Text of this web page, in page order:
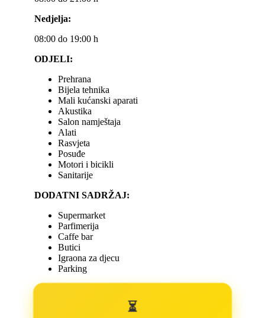
Nedjelja:
08:00 do 19:00 h
ODJELI:
Prehrana
Bijela tehnika
Mali kućanski aparati
Akustika
Salon namještaja
Alati
Rasvjeta
Posuđe
Motori i bicikli
Sanitarije
DODATNI SADRŽAJ:
Supermarket
Parfimerija
Caffe bar
Butici
Igraona za djecu
Parking
⏳